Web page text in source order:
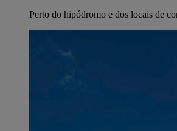
Perto do hipódromo e dos locais de